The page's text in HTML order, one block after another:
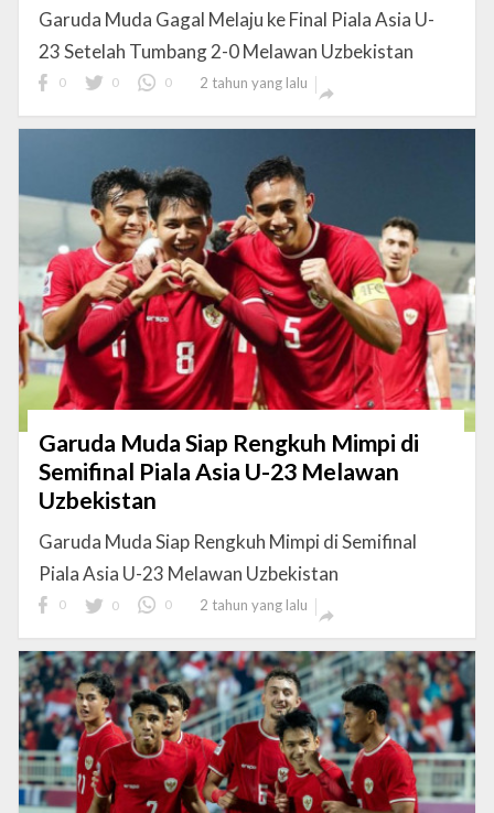
Garuda Muda Gagal Melaju ke Final Piala Asia U-
23 Setelah Tumbang 2-0 Melawan Uzbekistan
0 0 0 2 tahun yang lalu

Garuda Muda Siap Rengkuh Mimpi di
Semifinal Piala Asia U-23 Melawan
Uzbekistan
Garuda Muda Siap Rengkuh Mimpi di Semifinal
Piala Asia U-23 Melawan Uzbekistan
0 0 0 2 tahun yang lalu
